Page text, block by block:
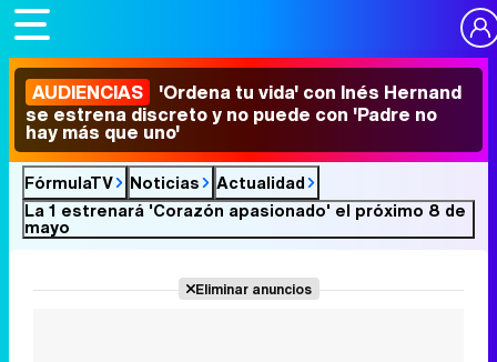
AUDIENCIAS 'Ordena tu vida' con Inés Hernand
se estrena discreto y no puede con 'Padre no
hay más que uno'
FórmulaTV Noticias
Actualidad
La 1 estrenará 'Corazón apasionado' el próximo 8 de
mayo
Eliminar anuncios